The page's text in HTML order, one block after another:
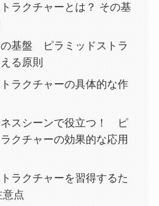
ラクチャーとは？ その基
の基盤 ピラミッドストラ
る原則
ラクチャーの具体的な作
ネスシーンで役立つ！ ピ
クチャーの効果的な応用
ラクチャーを習得するた
点